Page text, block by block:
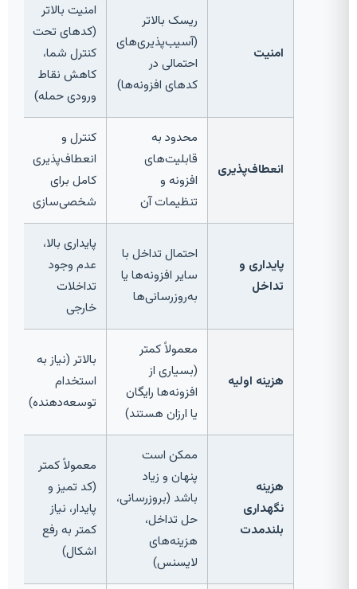
امنیت
ریسک بالاتر
(آسیب‌پذیری‌های
احتمالی در
کدهای افزونه‌ها)
امنیت بالاتر
(کدهای تحت
کنترل شما،
کاهش نقاط
ورودی حمله)
انعطاف‌پذیری
محدود به
قابلیت‌های
افزونه و
تنظیمات آن
کنترل و
انعطاف‌پذیری
کامل برای
شخصی‌سازی
پایداری و
تداخل
احتمال تداخل با
سایر افزونه‌ها یا
به‌روزرسانی‌ها
پایداری بالا،
عدم وجود
تداخلات
خارجی
هزینه اولیه
معمولاً کمتر
(بسیاری از
افزونه‌ها رایگان
یا ارزان هستند)
بالاتر (نیاز به
استخدام
توسعه‌دهنده)
هزینه
نگهداری
بلندمدت
ممکن است
پنهان و زیاد
باشد (بروزرسانی،
حل تداخل،
هزینه‌های
لایسنس)
معمولاً کمتر
(کد تمیز و
پایدار، نیاز
کمتر به رفع
اشکال)